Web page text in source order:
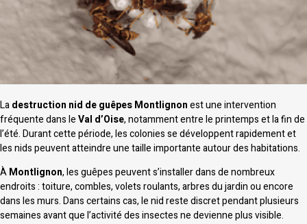
Ladestruction nid de guêpes Montlignonest une intervention
fréquente dans leVal d’Oise, notamment entre le printemps et la fin de
l’été. Durant cette période, les colonies se développent rapidement et
les nids peuvent atteindre une taille importante autour des habitations.
ÀMontlignon, les guêpes peuvent s’installer dans de nombreux
endroits : toiture, combles, volets roulants, arbres du jardin ou encore
dans les murs. Dans certains cas, le nid reste discret pendant plusieurs
semaines avant que l’activité des insectes ne devienne plus visible.